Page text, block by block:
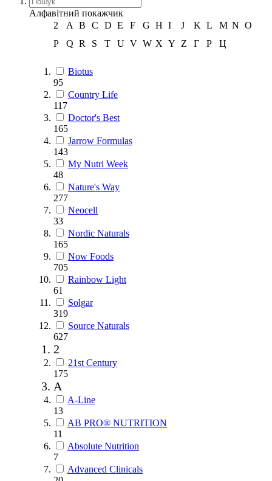
Алфавітний покажчик
2
A B C D E F G H I J K L M N O
P
Q R S T U V W X Y Z Г Р Ц
Biotus
95
Country Life
117
Doctor's Best
165
Jarrow Formulas
143
My Nutri Week
48
Nature's Way
277
Neocell
33
Nordic Naturals
165
Now Foods
705
Rainbow Light
61
Solgar
319
Source Naturals
627
2
21st Century
175
A
A-Line
13
AB PRO® NUTRITION
11
Absolute Nutrition
7
Advanced Clinicals